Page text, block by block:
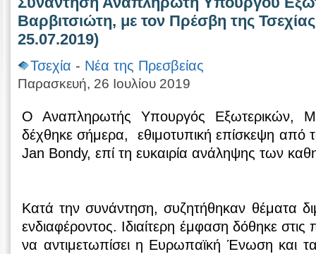
Βαρβιτσιώτη, με τον Πρέσβη της
25.07.2019)
Τσεχία - Νέα της Πρεσβείας
Παρασκευή, 26 Ιουλίου 2019
Ο Αναπληρωτής Υπουργός Εξωτερικών,
δέχθηκε σήμερα, εθιμοτυπική επίσκεψη από
Jan Bondy, επί τη ευκαιρία ανάληψης των
Κατά την συνάντηση, συζητήθηκαν θέματα
ενδιαφέροντος. Ιδιαίτερη έμφαση δόθηκε στις
να αντιμετωπίσει η Ευρωπαϊκή Ένωση και